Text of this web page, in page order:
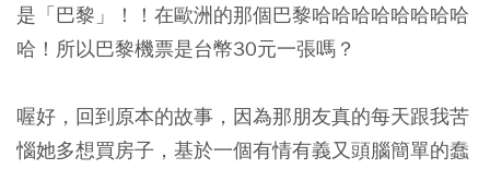
是「巴黎」！！在歐洲的那個巴黎哈哈哈哈哈哈哈哈
哈！所以巴黎機票是台幣30元一張嗎？
喔好，回到原本的故事，因為那朋友真的每天跟我苦
惱她多想買房子，基於一個有情有義又頭腦簡單的蠢